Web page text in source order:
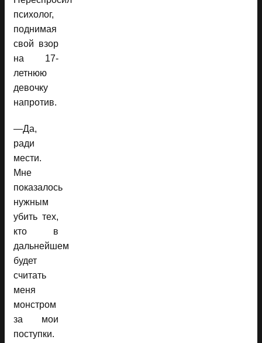
психолог,
поднимая
свой взор
на 17-
летнюю
девочку
напротив.
—Да,
ради
мести.
Мне
показалось
нужным
убить тех,
кто в
дальнейшем
будет
считать
меня
монстром
за мои
поступки.